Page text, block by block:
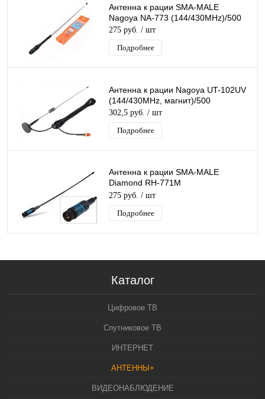
Антенна к рации SMA-MALE
Nagoya NA-773 (144/430MHz)/500
275 руб. / шт
Подробнее
Антенна к рации Nagoya UT-102UV
(144/430MHz, магнит)/500
302,5 руб. / шт
Подробнее
Антенна к рации SMA-MALE
Diamond RH-771M
(144/430MHz)/500
275 руб. / шт
Подробнее
Каталог
Цифровое ТВ
Спутниковое ТВ
ИНТЕРНЕТ
АНТЕННЫ+
ВИДЕОНАБЛЮДЕНИЕ